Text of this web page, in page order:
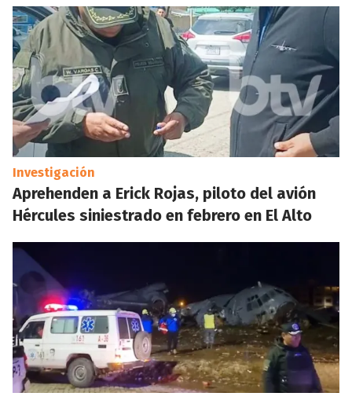
Investigación
Aprehenden a Erick Rojas, piloto del avión
Hércules siniestrado en febrero en El Alto